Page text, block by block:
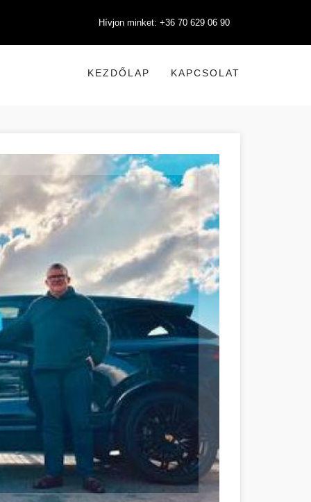
Hívjon minket: +36 70 629 06 90
KEZDŐLAP KAPCSOLAT